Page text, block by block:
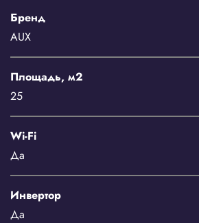
Бренд
AUX
Площадь, м2
25
Wi-Fi
Да
Инвертор
Да